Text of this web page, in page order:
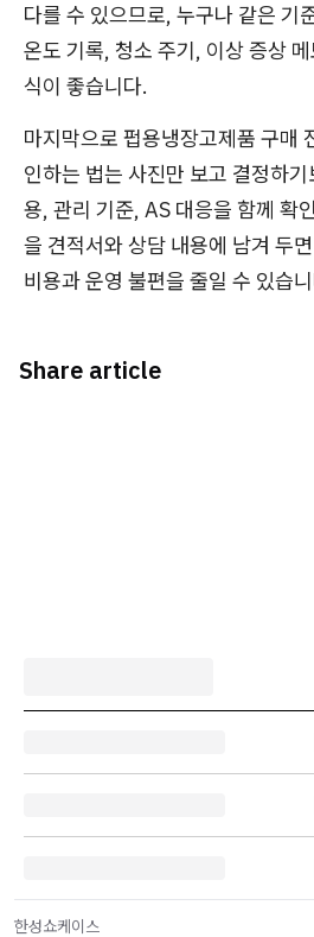
다를 수 있으므로, 누구나 같은 기
온도 기록, 청소 주기, 이상 증상
식이 좋습니다.
마지막으로 펍용냉장고제품 구매
인하는 법는 사진만 보고 결정하
용, 관리 기준, AS 대응을 함께 확
을 견적서와 상담 내용에 남겨 두
비용과 운영 불편을 줄일 수 있습
Share article
한성쇼케이스